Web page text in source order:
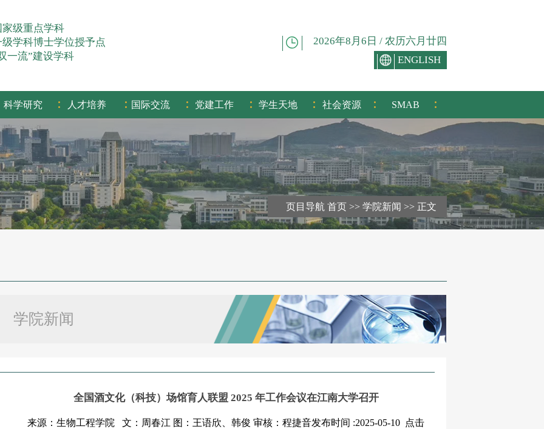
家级重点学科
级学科博士学位授予点
一流”建设学科
2026年8月6日 / 农历六月廿四
ENGLISH
: : : : : : :
科学研究 人才培养 国际交流 党建工作 学生天地 社会资源 SMAB
页目导航 首页 >> 学院新闻 >> 正文
学院新闻
全国酒文化（科技）场馆育人联盟 2025 年工作会议在江南大学召开​
来源：生物工程学院 文：周春江 图：王语欣、韩俊 审核：程捷音发布时间 :2025-05-10 点击